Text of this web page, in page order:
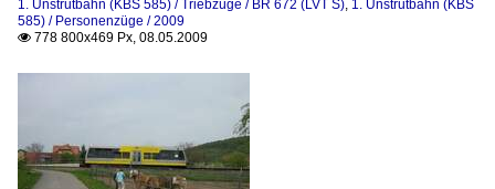
1. Unstrutbahn (KBS 585) / Triebzüge / BR 672 (LVT S), 1. Unstrutbahn (KBS
585) / Personenzüge / 2009
 778 800x469 Px, 08.05.2009